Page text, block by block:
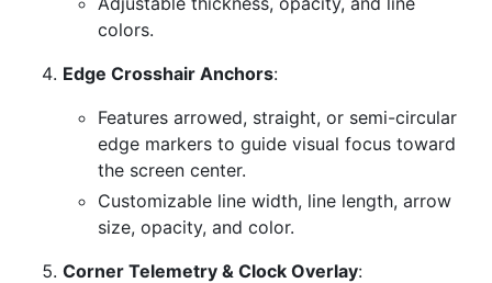
colors.
Edge Crosshair Anchors:
Features arrowed, straight, or semi-circular
edge markers to guide visual focus toward
the screen center.
Customizable line width, line length, arrow
size, opacity, and color.
Corner Telemetry & Clock Overlay: